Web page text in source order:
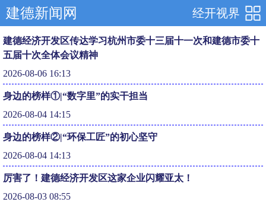
经开视界
建德新闻网
建德经济开发区传达学习杭州市委十三届十一次和建德市委十
五届十次全体会议精神
2026-08-06 16:13
身边的榜样①|“数字里”的实干担当
2026-08-04 14:15
身边的榜样②|“环保工匠”的初心坚守
2026-08-04 14:13
厉害了！建德经济开发区这家企业闪耀亚太！
2026-08-03 08:55